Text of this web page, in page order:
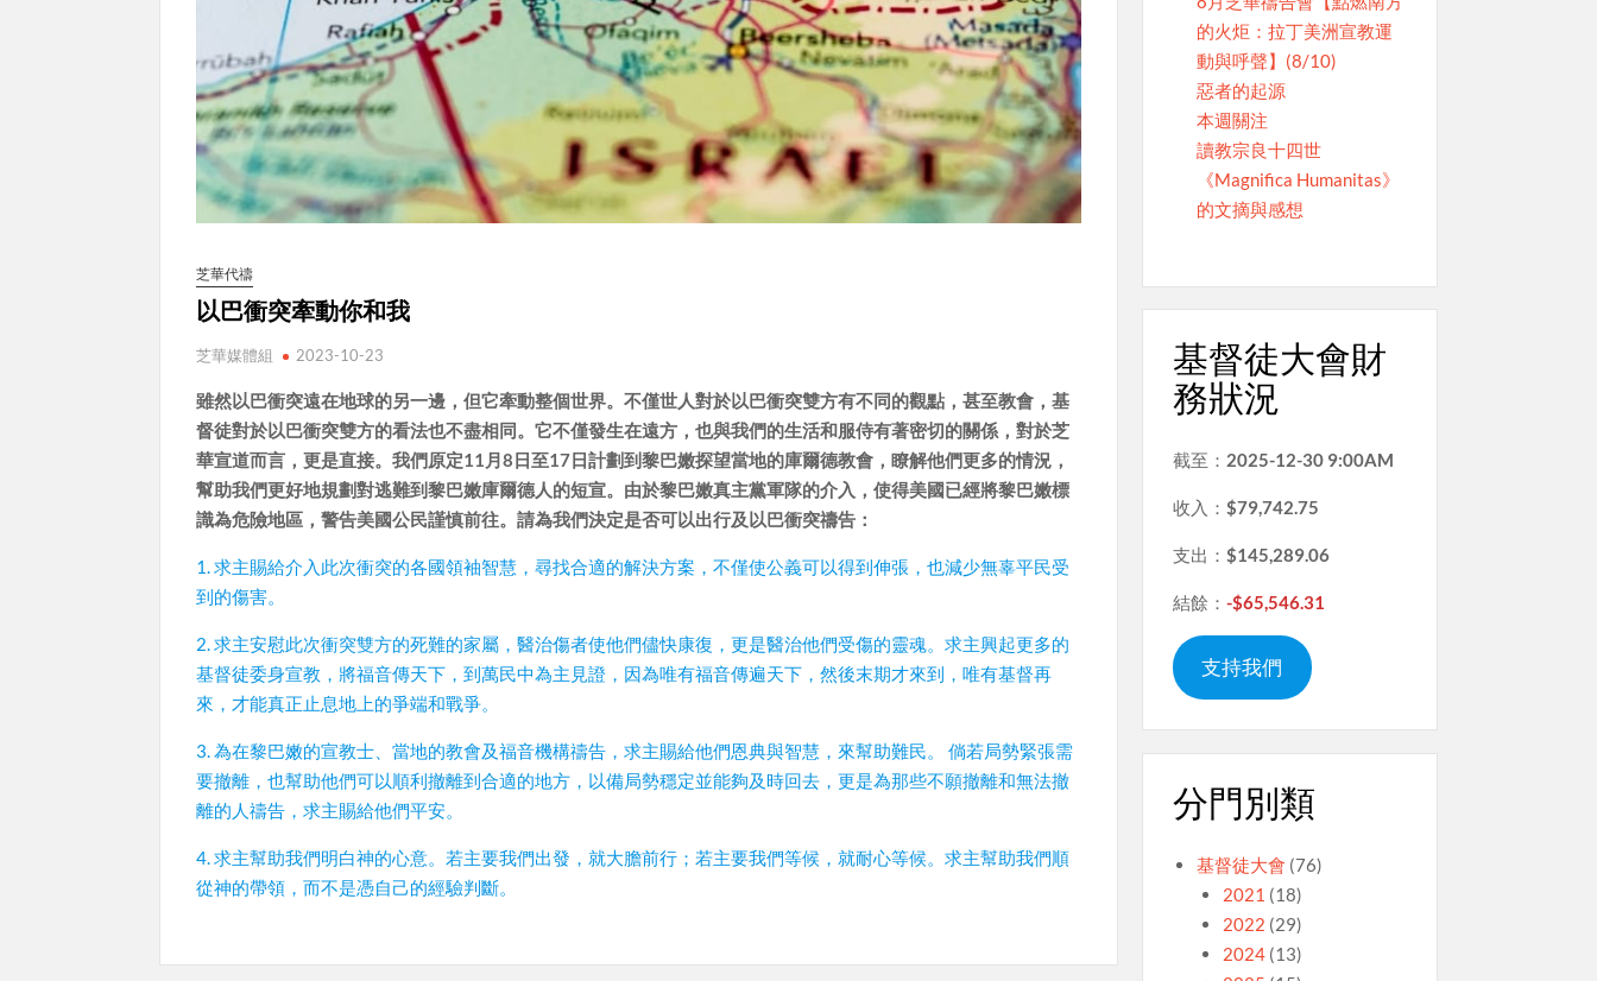
芝華代禱
以巴衝突牽動你和我
芝華媒體組 2023-10-23
雖然以巴衝突遠在地球的另一邊，但它牽動整個世界。不僅世人對於以巴衝突雙方有不同的觀點，甚至教會，基
督徒對於以巴衝突雙方的看法也不盡相同。它不僅發生在遠方，也與我們的生活和服侍有著密切的關係，對於芝
華宣道而言，更是直接。我們原定11月8日至17日計劃到黎巴嫩探望當地的庫爾德教會，瞭解他們更多的情況，
幫助我們更好地規劃對逃難到黎巴嫩庫爾德人的短宣。由於黎巴嫩真主黨軍隊的介入，使得美國已經將黎巴嫩標
識為危險地區，警告美國公民謹慎前往。請為我們決定是否可以出行及以巴衝突禱告：
1. 求主賜給介入此次衝突的各國領袖智慧，尋找合適的解決方案，不僅使公義可以得到伸張，也減少無辜平民受
到的傷害。
2. 求主安慰此次衝突雙方的死難的家屬，醫治傷者使他們儘快康復，更是醫治他們受傷的靈魂。求主興起更多的
基督徒委身宣教，將福音傳天下，到萬民中為主見證，因為唯有福音傳遍天下，然後末期才來到，唯有基督再
來，才能真正止息地上的爭端和戰爭。
3. 為在黎巴嫩的宣教士、當地的教會及福音機構禱告，求主賜給他們恩典與智慧，來幫助難民。 倘若局勢緊張需
要撤離，也幫助他們可以順利撤離到合適的地方，以備局勢穩定並能夠及時回去，更是為那些不願撤離和無法撤
離的人禱告，求主賜給他們平安。
4. 求主幫助我們明白神的心意。若主要我們出發，就大膽前行；若主要我們等候，就耐心等候。求主幫助我們順
從神的帶領，而不是憑自己的經驗判斷。
的火炬：拉丁美洲宣教運
動與呼聲】(8/10)
惡者的起源
本週關注
讀教宗良十四世
《Magnifica Humanitas》
的文摘與感想
基督徒大會財
務狀況
截至： 2025-12-30 9:00AM
收入： $79,742.75
支出： $145,289.06
結餘： -$65,546.31
支持我們
分門別類
基督徒大會 (76)
2021 (18)
2022 (29)
2024 (13)